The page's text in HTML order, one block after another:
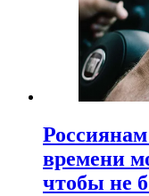
времени
чтобы не